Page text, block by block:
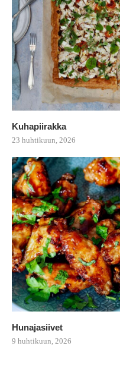
Kuhapiirakka
23 huhtikuun, 2026
Hunajasiivet
9 huhtikuun, 2026